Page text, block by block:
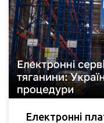
Електронні